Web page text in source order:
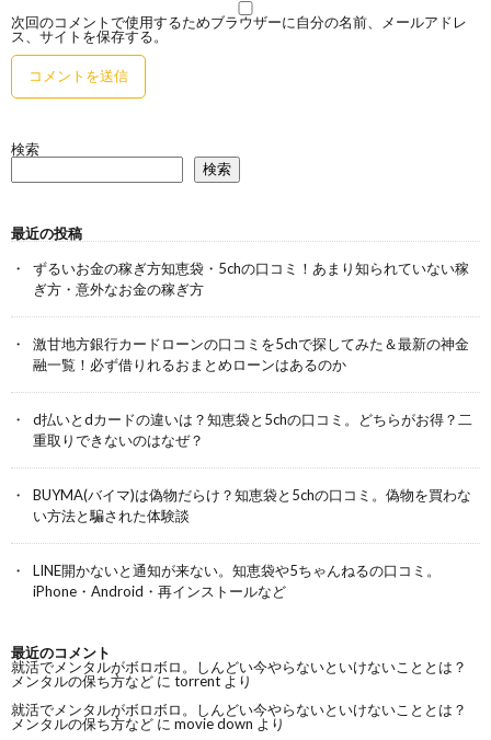
次回のコメントで使用するためブラウザーに自分の名前、メールアドレ
ス、サイトを保存する。
検索
検索
最近の投稿
ずるいお金の稼ぎ方知恵袋・5chの口コミ！あまり知られていない稼
ぎ方・意外なお金の稼ぎ方
激甘地方銀行カードローンの口コミを5chで探してみた＆最新の神金
融一覧！必ず借りれるおまとめローンはあるのか
d払いとdカードの違いは？知恵袋と5chの口コミ。どちらがお得？二
重取りできないのはなぜ？
BUYMA(バイマ)は偽物だらけ？知恵袋と5chの口コミ。偽物を買わな
い方法と騙された体験談
LINE開かないと通知が来ない。知恵袋や5ちゃんねるの口コミ。
iPhone・Android・再インストールなど
最近のコメント
就活でメンタルがボロボロ。しんどい今やらないといけないこととは？
メンタルの保ち方など に torrent より
就活でメンタルがボロボロ。しんどい今やらないといけないこととは？
メンタルの保ち方など に movie down より